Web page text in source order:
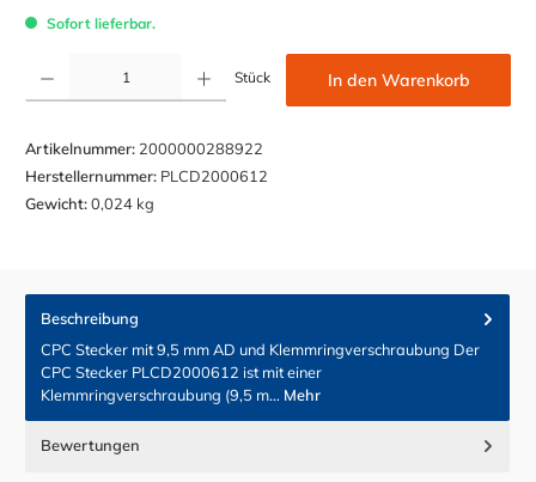
Sofort lieferbar.
Produkt Anzahl: Gib den gewünschten Wert ein oder benutze die Schaltflächen um die Anzahl
Stück In den Warenkorb
Artikelnummer: 2000000288922
Herstellernummer: PLCD2000612
Gewicht:0,024 kg
Beschreibung
CPC Stecker mit 9,5 mm AD und Klemmringverschraubung Der
CPC Stecker PLCD2000612 ist mit einer
Klemmringverschraubung (9,5 m… Mehr
Bewertungen